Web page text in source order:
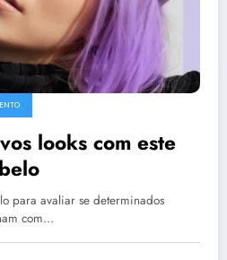
looks com este
para avaliar se determinados
com…